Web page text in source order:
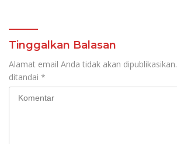
Tinggalkan Balasan
Alamat email Anda tidak akan dipublikasikan.
ditandai *